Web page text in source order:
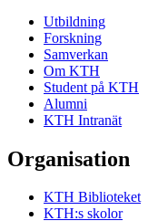
Utbildning
Forskning
Samverkan
Om KTH
Student på KTH
Alumni
KTH Intranät
Organisation
KTH Biblioteket
KTH:s skolor